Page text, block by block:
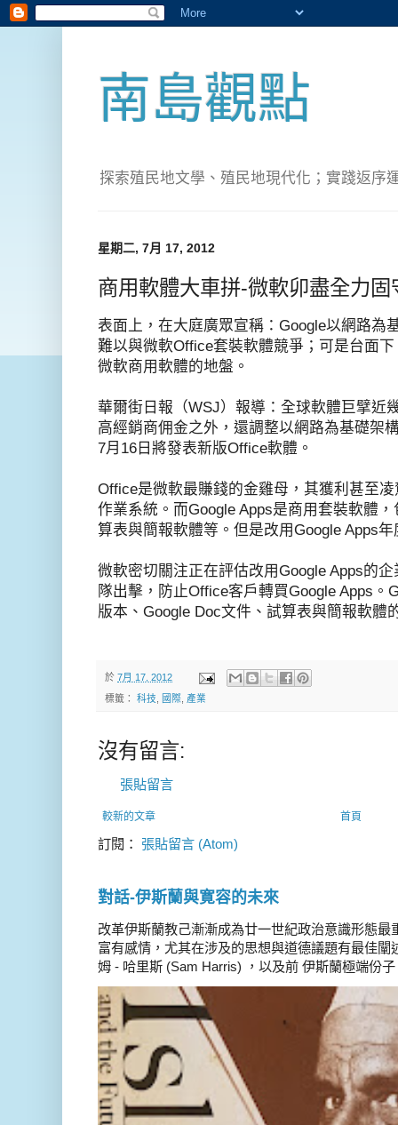
南島觀點
探索殖民地文學、殖民地現代化；實踐返序
星期二, 7月 17, 2012
商用軟體大車拼-微軟卯盡全力固
表面上，在大庭廣眾宣稱：Google以網路為
難以與微軟Office套裝軟體競爭；可是台面
微軟商用軟體的地盤。
華爾街日報（WSJ）報導：全球軟體巨擘近
高經銷商佣金之外，還調整以網路為基礎架
7月16日將發表新版Office軟體。
Office是微軟最賺錢的金雞母，其獲利甚至
作業系統。而Google Apps是商用套裝軟體
算表與簡報軟體等。但是改用Google Apps
微軟密切關注正在評估改用Google Apps的
隊出擊，防止Office客戶轉買Google Apps。
版本、Google Doc文件、試算表與簡報軟體
於 7月 17, 2012
標籤： 科技, 國際, 產業
沒有留言:
張貼留言
較新的文章 首頁
訂閱： 張貼留言 (Atom)
對話-伊斯蘭與寛容的未來
改革伊斯蘭教己漸漸成為廿一世紀政治意識形態
富有感情，尤其在涉及的思想與道德議題有最佳
姆 - 哈里斯 (Sam Harris) ，以及前 伊斯蘭極端份